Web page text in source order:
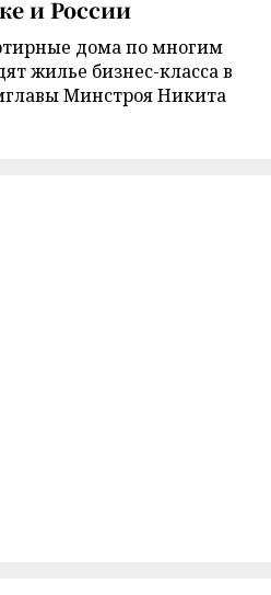
и России
дома по многим
жилье бизнес-класса в
Минстроя Никита